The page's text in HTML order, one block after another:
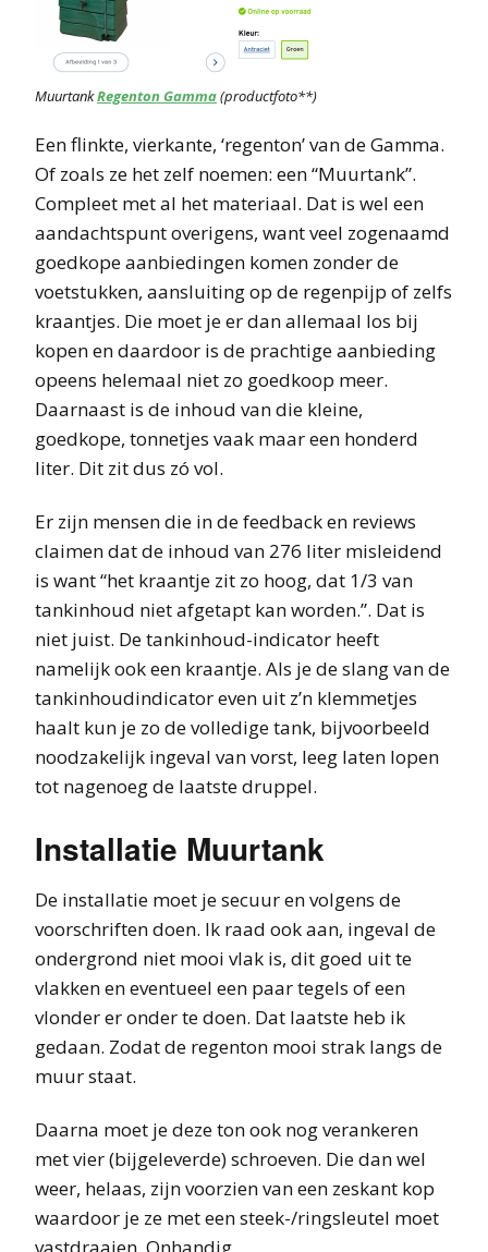
MuurtankRegenton Gamma(productfoto**)
Een flinkte, vierkante, ‘regenton’ van de Gamma.
Of zoals ze het zelf noemen: een “Muurtank”.
Compleet met al het materiaal. Dat is wel een
aandachtspunt overigens, want veel zogenaamd
goedkope aanbiedingen komen zonder de
voetstukken, aansluiting op de regenpijp of zelfs
kraantjes. Die moet je er dan allemaal los bij
kopen en daardoor is de prachtige aanbieding
opeens helemaal niet zo goedkoop meer.
Daarnaast is de inhoud van die kleine,
goedkope, tonnetjes vaak maar een honderd
liter. Dit zit dus zó vol.
Er zijn mensen die in de feedback en reviews
claimen dat de inhoud van 276 liter misleidend
is want “het kraantje zit zo hoog, dat 1/3 van
tankinhoud niet afgetapt kan worden.”. Dat is
niet juist. De tankinhoud-indicator heeft
namelijk ook een kraantje. Als je de slang van de
tankinhoudindicator even uit z’n klemmetjes
haalt kun je zo de volledige tank, bijvoorbeeld
noodzakelijk ingeval van vorst, leeg laten lopen
tot nagenoeg de laatste druppel.
Installatie Muurtank
De installatie moet je secuur en volgens de
voorschriften doen. Ik raad ook aan, ingeval de
ondergrond niet mooi vlak is, dit goed uit te
vlakken en eventueel een paar tegels of een
vlonder er onder te doen. Dat laatste heb ik
gedaan. Zodat de regenton mooi strak langs de
muur staat.
Daarna moet je deze ton ook nog verankeren
met vier (bijgeleverde) schroeven. Die dan wel
weer, helaas, zijn voorzien van een zeskant kop
waardoor je ze met een steek-/ringsleutel moet